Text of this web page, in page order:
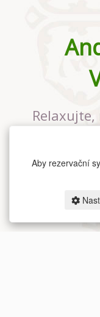
se v
Aby rezervační